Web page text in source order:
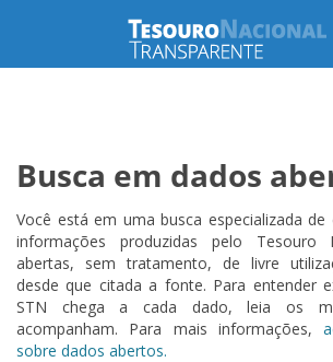
Busca em dados
Você está em uma busca especializada de
informações produzidas pelo Tesouro
abertas, sem tratamento, de livre
desde que citada a fonte. Para entender
STN chega a cada dado, leia os
acompanham. Para mais informações,
sobre dados abertos.